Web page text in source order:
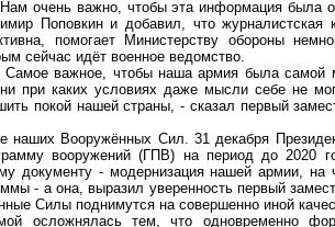
очень важно, чтобы эта информация была
Поповкин и добавил, что журналистская
помогает Министерству обороны
сейчас идёт военное ведомство.
важное, чтобы наша армия была самой
при каких условиях даже мысли себе не
покой нашей страны, - сказал первый
Вооружённых Сил. 31 декабря
вооружений (ГПВ) на период до 2020
документу - модернизация нашей армии, на
- а она, выразил уверенность первый
Силы поднимутся на совершенно иной
тем, что одновременно